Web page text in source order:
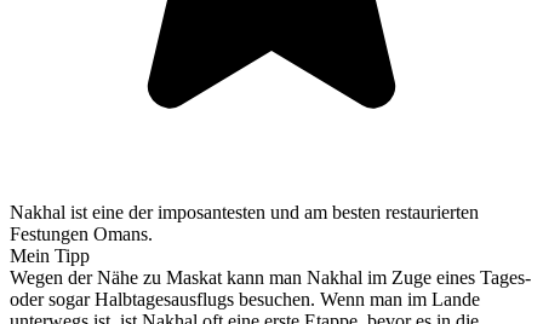
Nakhal ist eine der imposantesten und am besten restaurierten
Festungen Omans.
Mein Tipp
Wegen der Nähe zu Maskat kann man Nakhal im Zuge eines Tages-
oder sogar Halbtagesausflugs besuchen. Wenn man im Lande